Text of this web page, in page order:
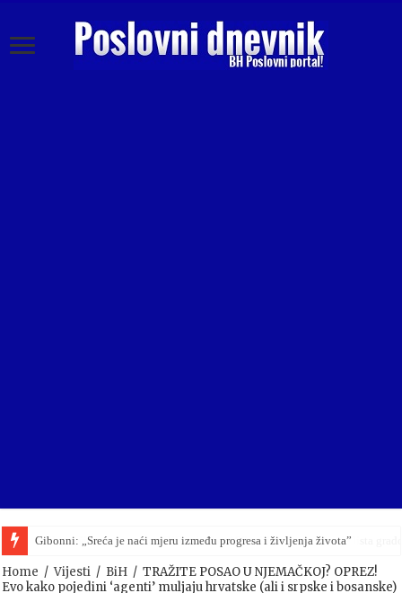
Lidl završio megacentar u BiH vrijedan 100 miliona eura: Ovo je lista
Home / Vijesti / BiH / TRAŽITE POSAO U NJEMAČKOJ? OPREZ!
Evo kako pojedini ‘agenti’ muljaju hrvatske (ali i srpske i bosanske)